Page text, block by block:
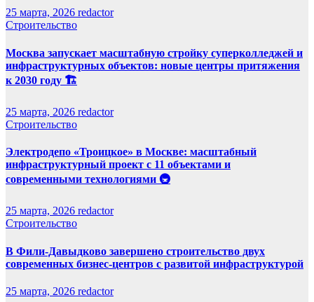
25 марта, 2026 redactor
Строительство
Москва запускает масштабную стройку суперколледжей и
инфраструктурных объектов: новые центры притяжения
к 2030 году 🏗️
25 марта, 2026 redactor
Строительство
Электродепо «Троицкое» в Москве: масштабный
инфраструктурный проект с 11 объектами и
современными технологиями 🚇
25 марта, 2026 redactor
Строительство
В Фили-Давыдково завершено строительство двух
современных бизнес-центров с развитой инфраструктурой
25 марта, 2026 redactor